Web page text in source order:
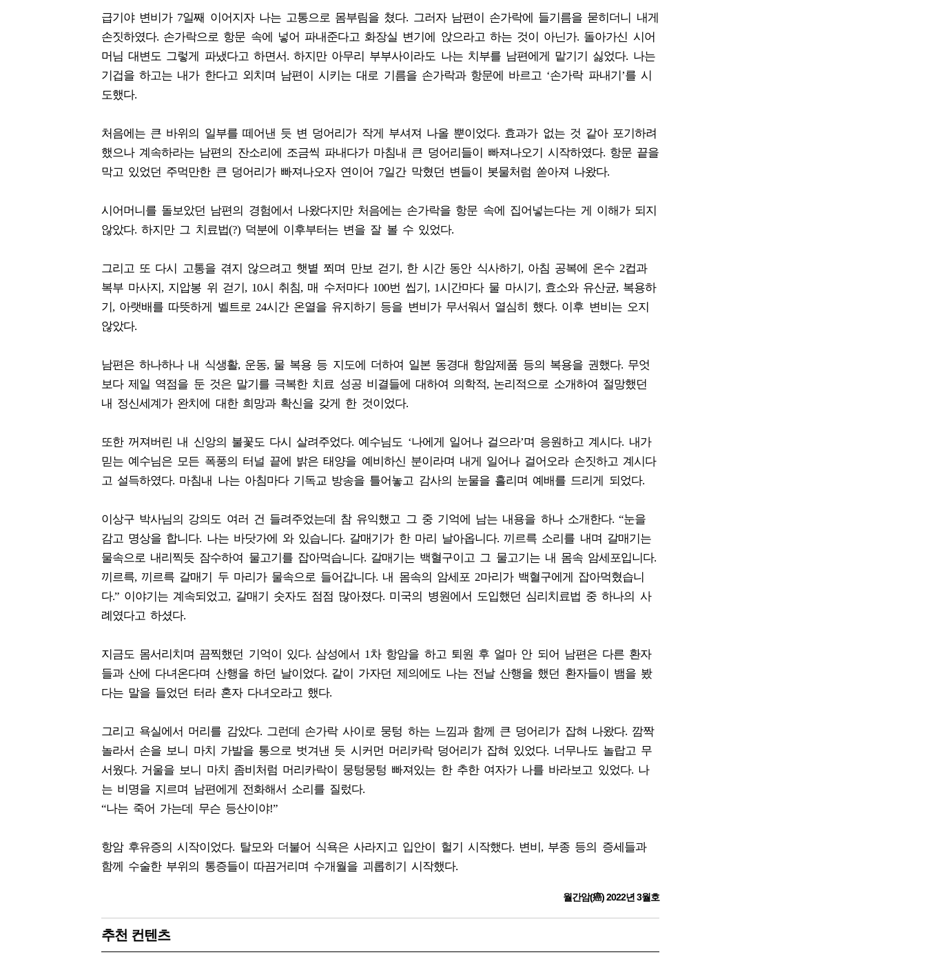
급기야 변비가 7일째 이어지자 나는 고통으로 몸부림을 쳤다. 그러자 남편이 손가락에 들기름을 묻히더니 내게
손짓하였다. 손가락으로 항문 속에 넣어 파내준다고 화장실 변기에 앉으라고 하는 것이 아닌가. 돌아가신 시어
머님 대변도 그렇게 파냈다고 하면서. 하지만 아무리 부부사이라도 나는 치부를 남편에게 맡기기 싫었다. 나는
기겁을 하고는 내가 한다고 외치며 남편이 시키는 대로 기름을 손가락과 항문에 바르고 ‘손가락 파내기’를 시
도했다.
처음에는 큰 바위의 일부를 떼어낸 듯 변 덩어리가 작게 부셔져 나올 뿐이었다. 효과가 없는 것 같아 포기하려
했으나 계속하라는 남편의 잔소리에 조금씩 파내다가 마침내 큰 덩어리들이 빠져나오기 시작하였다. 항문 끝을
막고 있었던 주먹만한 큰 덩어리가 빠져나오자 연이어 7일간 막혔던 변들이 봇물처럼 쏟아져 나왔다.
시어머니를 돌보았던 남편의 경험에서 나왔다지만 처음에는 손가락을 항문 속에 집어넣는다는 게 이해가 되지
않았다. 하지만 그 치료법(?) 덕분에 이후부터는 변을 잘 볼 수 있었다.
그리고 또 다시 고통을 겪지 않으려고 햇볕 쬐며 만보 걷기, 한 시간 동안 식사하기, 아침 공복에 온수 2컵과
복부 마사지, 지압봉 위 걷기, 10시 취침, 매 수저마다 100번 씹기, 1시간마다 물 마시기, 효소와 유산균, 복용하
기, 아랫배를 따뜻하게 벨트로 24시간 온열을 유지하기 등을 변비가 무서워서 열심히 했다. 이후 변비는 오지
않았다.
남편은 하나하나 내 식생활, 운동, 물 복용 등 지도에 더하여 일본 동경대 항암제품 등의 복용을 권했다. 무엇
보다 제일 역점을 둔 것은 말기를 극복한 치료 성공 비결들에 대하여 의학적, 논리적으로 소개하여 절망했던
내 정신세계가 완치에 대한 희망과 확신을 갖게 한 것이었다.
또한 꺼져버린 내 신앙의 불꽃도 다시 살려주었다. 예수님도 ‘나에게 일어나 걸으라’며 응원하고 계시다. 내가
믿는 예수님은 모든 폭풍의 터널 끝에 밝은 태양을 예비하신 분이라며 내게 일어나 걸어오라 손짓하고 계시다
고 설득하였다. 마침내 나는 아침마다 기독교 방송을 틀어놓고 감사의 눈물을 흘리며 예배를 드리게 되었다.
이상구 박사님의 강의도 여러 건 들려주었는데 참 유익했고 그 중 기억에 남는 내용을 하나 소개한다. “눈을
감고 명상을 합니다. 나는 바닷가에 와 있습니다. 갈매기가 한 마리 날아옵니다. 끼르륵 소리를 내며 갈매기는
물속으로 내리찍듯 잠수하여 물고기를 잡아먹습니다. 갈매기는 백혈구이고 그 물고기는 내 몸속 암세포입니다.
끼르륵, 끼르륵 갈매기 두 마리가 물속으로 들어갑니다. 내 몸속의 암세포 2마리가 백혈구에게 잡아먹혔습니
다.” 이야기는 계속되었고, 갈매기 숫자도 점점 많아졌다. 미국의 병원에서 도입했던 심리치료법 중 하나의 사
례였다고 하셨다.
지금도 몸서리치며 끔찍했던 기억이 있다. 삼성에서 1차 항암을 하고 퇴원 후 얼마 안 되어 남편은 다른 환자
들과 산에 다녀온다며 산행을 하던 날이었다. 같이 가자던 제의에도 나는 전날 산행을 했던 환자들이 뱀을 봤
다는 말을 들었던 터라 혼자 다녀오라고 했다.
그리고 욕실에서 머리를 감았다. 그런데 손가락 사이로 뭉텅 하는 느낌과 함께 큰 덩어리가 잡혀 나왔다. 깜짝
놀라서 손을 보니 마치 가발을 통으로 벗겨낸 듯 시커먼 머리카락 덩어리가 잡혀 있었다. 너무나도 놀랍고 무
서웠다. 거울을 보니 마치 좀비처럼 머리카락이 뭉텅뭉텅 빠져있는 한 추한 여자가 나를 바라보고 있었다. 나
는 비명을 지르며 남편에게 전화해서 소리를 질렀다.
“나는 죽어 가는데 무슨 등산이야!”
항암 후유증의 시작이었다. 탈모와 더불어 식욕은 사라지고 입안이 헐기 시작했다. 변비, 부종 등의 증세들과
함께 수술한 부위의 통증들이 따끔거리며 수개월을 괴롭히기 시작했다.
월간암(癌) 2022년 3월호
추천 컨텐츠